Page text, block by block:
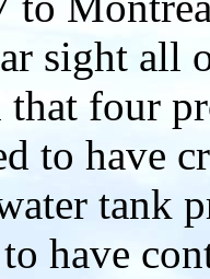
sight all
four
to have
tank
have